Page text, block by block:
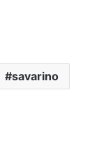
savarino